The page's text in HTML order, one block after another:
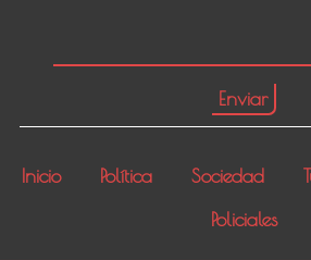
Inicio Política Sociedad
Policiales